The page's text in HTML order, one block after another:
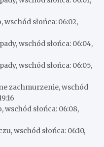
wschód słońca: 06:02,
wschód słońca: 06:04,
wschód słońca: 06:05,
zachmurzenie, wschód
wschód słońca: 06:08,
wschód słońca: 06:10,